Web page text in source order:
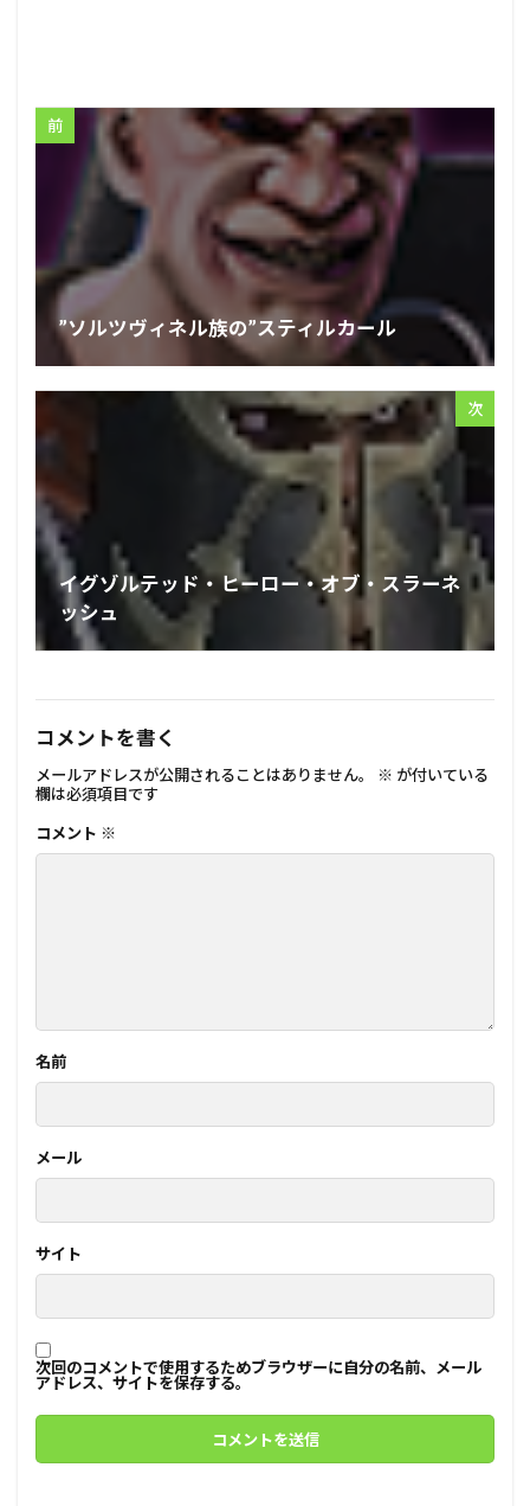
前
”ソルツヴィネル族の”スティルカール
次
イグゾルテッド・ヒーロー・オブ・スラーネ
ッシュ
コメントを書く
メールアドレスが公開されることはありません。 ※ が付いている
欄は必須項目です
コメント ※
名前
メール
サイト
次回のコメントで使用するためブラウザーに自分の名前、メール
アドレス、サイトを保存する。